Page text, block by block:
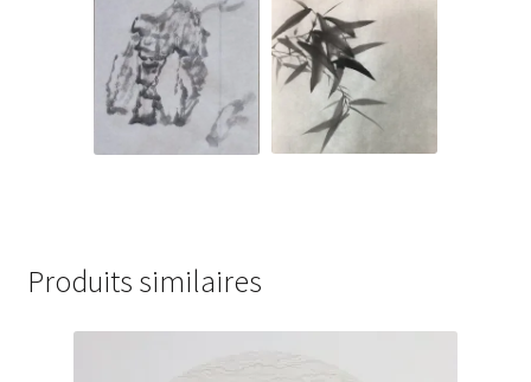
Produits similaires